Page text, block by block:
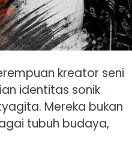
kreator seni
identitas sonik
Mereka bukan
tubuh budaya,